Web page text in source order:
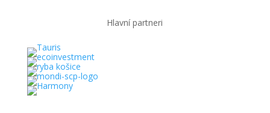
Hlavní partneri